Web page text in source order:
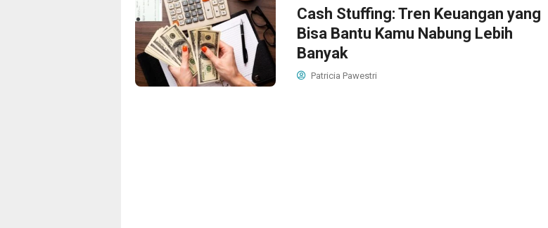
Cash Stuffing: Tren Keuangan yang
Bisa Bantu Kamu Nabung Lebih
Banyak
Patricia Pawestri